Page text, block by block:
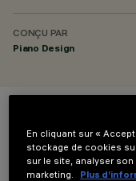
CONÇU PAR
Piano Design
COULEUR
En cliquant sur «
stockage de cookies
sur le site, analyser
marketing.
Plus